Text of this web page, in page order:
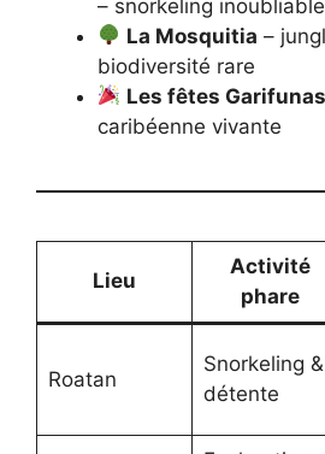
– snorkeling
La Mosquitia –
biodiversité rare
Les fêtes Garifunas
caribéenne vivante
Lieu
Activité
phare
Roatan
Snorkeling &
détente